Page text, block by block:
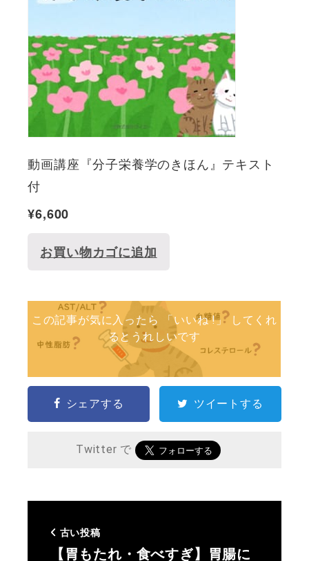
動画講座『分子栄養学のきほん』テキスト
付
¥6,600
お買い物カゴに追加
この記事が気に入ったら 「いいね !」 してくれ
るとうれしいです
シェアする ツイートする
Twitter で
古い投稿
【胃もたれ・食べすぎ】胃腸に